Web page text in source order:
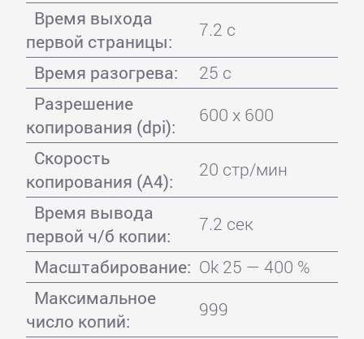
Время выхода
первой страницы:
7.2 с
Время разогрева:
25 с
Разрешение
копирования (dpi):
600 x 600
Скорость
копирования (A4):
20 стр/мин
Время вывода
первой ч/б копии:
7.2 сек
Масштабирование: Ok 25 — 400 %
Максимальное
число копий:
999